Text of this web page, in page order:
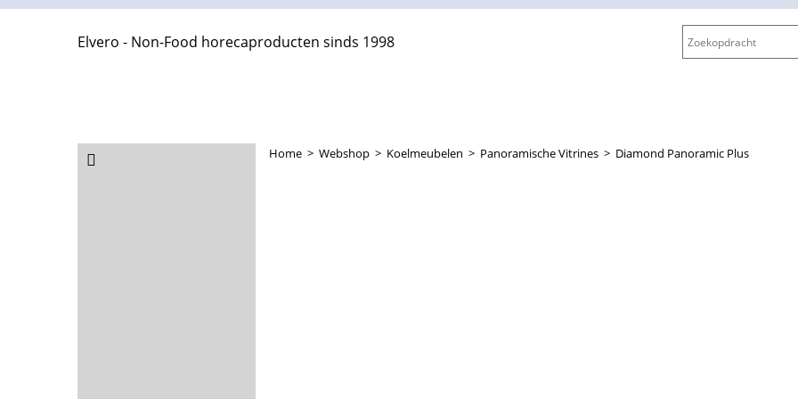
Elvero - Non-Food horecaproducten sinds 1998
Home > Webshop > Koelmeubelen > Panoramische Vitrines > Diamond Panoramic Plus